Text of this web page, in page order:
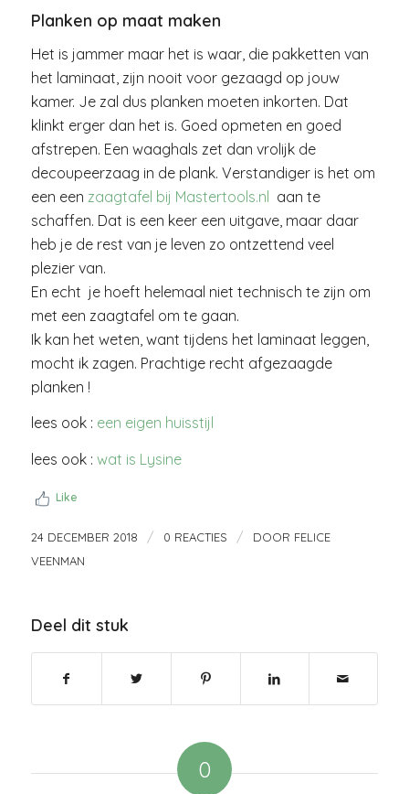
Planken op maat maken
Het is jammer maar het is waar, die pakketten van
het laminaat, zijn nooit voor gezaagd op jouw
kamer. Je zal dus planken moeten inkorten. Dat
klinkt erger dan het is. Goed opmeten en goed
afstrepen. Een waaghals zet dan vrolijk de
decoupeerzaag in de plank. Verstandiger is het om
een een zaagtafel bij Mastertools.nl aan te
schaffen. Dat is een keer een uitgave, maar daar
heb je de rest van je leven zo ontzettend veel
plezier van.
En echt je hoeft helemaal niet technisch te zijn om
met een zaagtafel om te gaan.
Ik kan het weten, want tijdens het laminaat leggen,
mocht ik zagen. Prachtige recht afgezaagde
planken !
lees ook : een eigen huisstijl
lees ook : wat is Lysine
Like
24 DECEMBER 2018 / 0 REACTIES / DOOR FELICE
VEENMAN
Deel dit stuk
0